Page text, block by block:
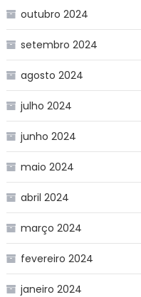
outubro 2024
setembro 2024
agosto 2024
julho 2024
junho 2024
maio 2024
abril 2024
março 2024
fevereiro 2024
janeiro 2024